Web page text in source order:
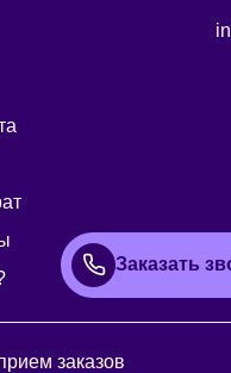
Заказать
заказов